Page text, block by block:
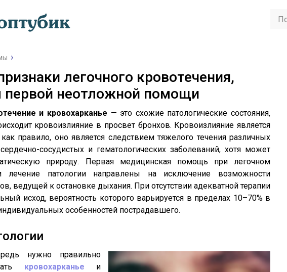
легочного кровотечения,
первой неотложной помощи
и кровохарканье — это схожие патологические состояния,
кровоизлияние в просвет бронхов. Кровоизлияние является
правило, оно является следствием тяжелого течения различных
сосудистых и гематологических заболеваний, хотя может
природу. Первая медицинская помощь при легочном
лечение патологии направлены на исключение возможности
ведущей к остановке дыхания. При отсутствии адекватной терапии
исход, вероятность которого варьируется в пределах 10–70% в
особенностей пострадавшего.
нужно правильно
кровохарканье и